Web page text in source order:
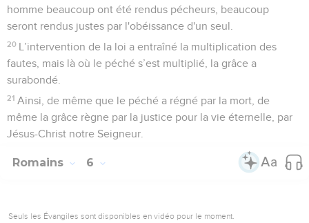
homme beaucoup ont été rendus pécheurs, beaucoup
seront rendus justes par l'obéissance d'un seul.
20 L’intervention de la loi a entraîné la multiplication des
fautes, mais là où le péché s’est multiplié, la grâce a
surabondé.
21 Ainsi, de même que le péché a régné par la mort, de
même la grâce règne par la justice pour la vie éternelle, par
Jésus-Christ notre Seigneur.
Romains 6
Seuls les Évangiles sont disponibles en vidéo pour le moment.